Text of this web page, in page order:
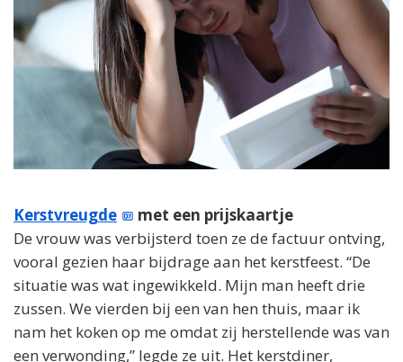
Kerstvreugde
met een prijskaartje
De vrouw was verbijsterd toen ze de factuur ontving,
vooral gezien haar bijdrage aan het kerstfeest. “De
situatie was wat ingewikkeld. Mijn man heeft drie
zussen. We vierden bij een van hen thuis, maar ik
nam het koken op me omdat zij herstellende was van
een verwonding,” legde ze uit. Het kerstdiner,